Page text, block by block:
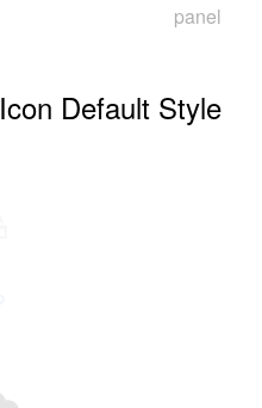
panel
Icon Default Style